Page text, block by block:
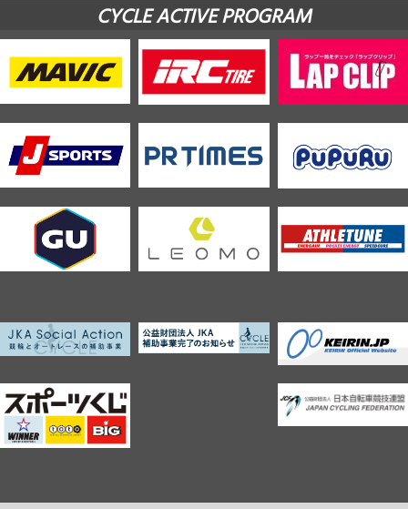
CYCLE ACTIVE PROGRAM